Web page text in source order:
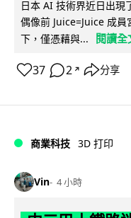
日本 AI 技術界近日出現
偶像前 Juice=Juice 成
下，僅憑藉與...
閱讀全
37 2 ↗ 分享
商業科技 3D 打印
Vin 4 小時